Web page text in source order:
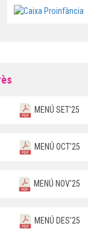
MENÚ SET'25
MENÚ OCT'25
MENÚ NOV'25
MENÚ DES'25